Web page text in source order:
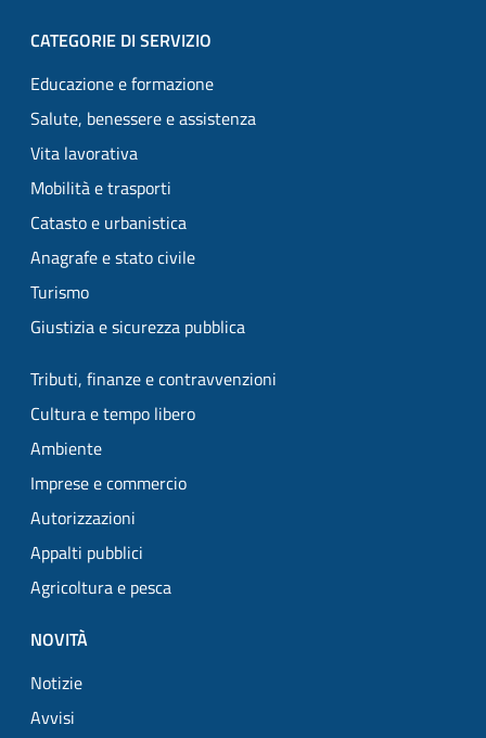
CATEGORIE DI SERVIZIO
Educazione e formazione
Salute, benessere e assistenza
Vita lavorativa
Mobilità e trasporti
Catasto e urbanistica
Anagrafe e stato civile
Turismo
Giustizia e sicurezza pubblica
Tributi, finanze e contravvenzioni
Cultura e tempo libero
Ambiente
Imprese e commercio
Autorizzazioni
Appalti pubblici
Agricoltura e pesca
NOVITÀ
Notizie
Avvisi